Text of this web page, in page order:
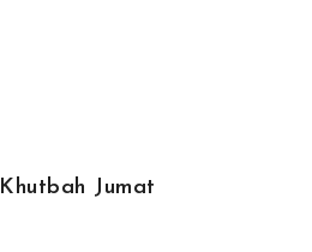
Khutbah Jumat